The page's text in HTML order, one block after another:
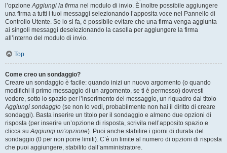
l’opzioneAggiungi la firma nel modulo di invio. È inoltre possibile aggiungere
una firma a tutti i tuoi messaggi selezionando l’apposita voce nel Pannello di
Controllo Utente. Se lo si fa, è possibile evitare che una firma venga aggiunta
ai singoli messaggi deselezionando la casella per aggiungere la firma
all’interno del modulo di invio.
Top
Come creo un sondaggio?
Creare un sondaggio è facile: quando inizi un nuovo argomento (o quando
modifichi il primo messaggio di un argomento, se ti è permesso) dovresti
vedere, sotto lo spazio per l’inserimento del messaggio, un riquadro dal titolo
Aggiungi sondaggio (se non lo vedi, probabilmente non hai il diritto di creare
sondaggi). Basta inserire un titolo per il sondaggio e almeno due opzioni di
risposta (per inserire un’opzione di risposta, scrivila nell’apposito spazio e
clicca suAggiungi un’opzione). Puoi anche stabilire i giorni di durata del
sondaggio (0 per non porre limiti). C’è un limite al numero di opzioni di risposta
che puoi aggiungere, stabilito dall’amministratore.